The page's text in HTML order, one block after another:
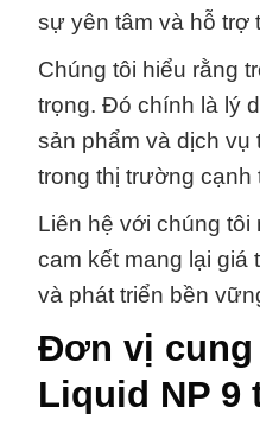
sự yên tâm và hỗ trợ
Chúng tôi hiểu rằng
trọng. Đó chính là lý
sản phẩm và dịch vụ
trong thị trường cạnh
Liên hệ với chúng tôi
cam kết mang lại giá
và phát triển bền
Đơn vị cung
Liquid NP 9